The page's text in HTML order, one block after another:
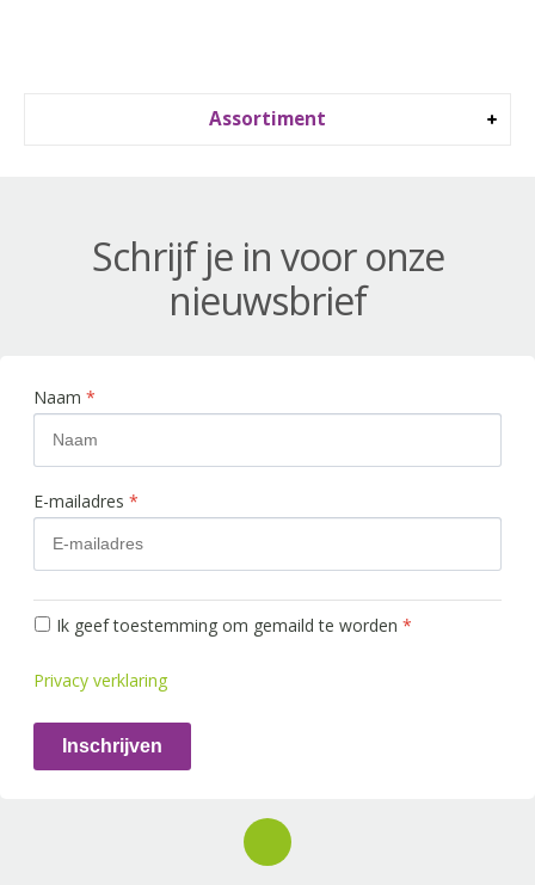
Assortiment
Schrijf je in voor onze
nieuwsbrief
Naam *
E-mailadres *
Ik geef toestemming om gemaild te worden *
Privacy verklaring
Inschrijven